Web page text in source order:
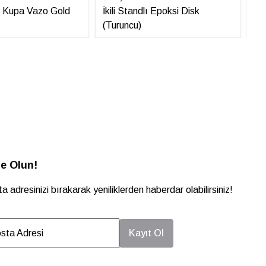
Vazo Gold
İkili Standlı Epoksi Disk
(Turuncu)
Olun!
adresinizi bırakarak yeniliklerden haberdar olabilirsiniz!
Adresi Kayıt Ol